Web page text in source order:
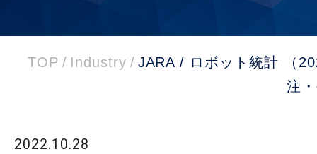
TOP / Industry / JARA / ロボット統計 （
注
2022.10.28